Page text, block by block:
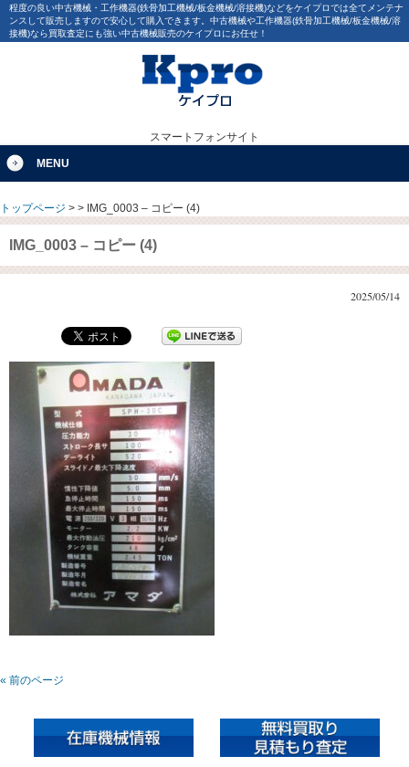
程度の良い中古機械・工作機器(鉄骨加工機械/板金機械/溶接機)などをケイプロでは全てメンテナ
ンスして販売しますので安心して購入できます。中古機械や工作機器(鉄骨加工機械/板金機械/溶
接機)なら買取査定にも強い中古機械販売のケイプロにお任せ！
スマートフォンサイト
MENU
トップページ > > IMG_0003 – コピー (4)
IMG_0003 – コピー (4)
2025/05/14
« 前のページ